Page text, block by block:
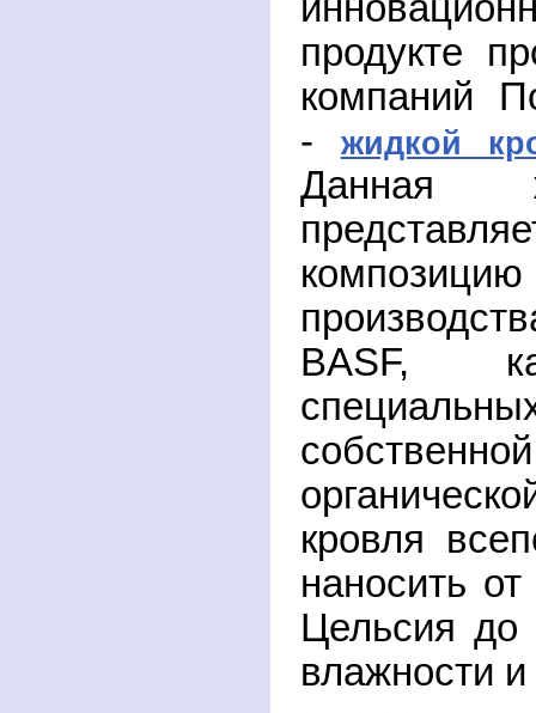
продукте
компаний
-
жидкой
Данная
BASF,
кровля
наносить
Цельсия
влажности